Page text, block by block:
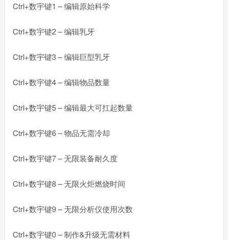
Ctrl+数宇键1 – 编辑原始科学
Ctrl+数宇键2 – 编辑乳牙
Ctrl+数宇键3 – 编辑巨型乳牙
Ctrl+数宇键4 – 编辑物品数量
Ctrl+数宇键5 – 编辑最大可扛起数量
Ctrl+数宇键6 – 物品无需冷却
Ctrl+数宇键7 – 无限装备耐久度
Ctrl+数宇键8 – 无限火炬燃烧时间
Ctrl+数宇键9 – 无限分析仪使用次数
Ctrl+数宇键0 – 制作&升级无需材料